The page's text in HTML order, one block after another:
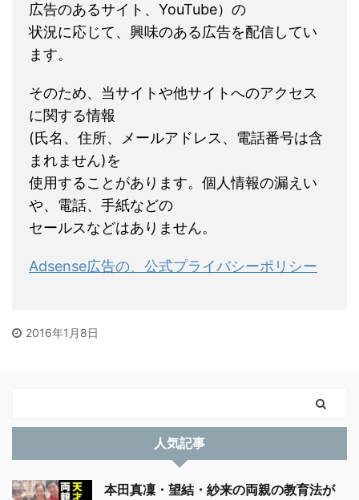
広告のあるサイト、YouTube）の
状況に応じて、興味のある広告を配信してい
ます。
そのため、当サイトや他サイトへのアクセス
に関する情報
(氏名、住所、メールアドレス、電話番号は含
まれません)を
使用することがあります。個人情報の漏えい
や、電話、手紙などの
セールスなどはありません。
Adsense広告の、公式プライバシーポリシー
2016年1月8日
人気記事
本田真凜・望結・紗来の両親の教育法が